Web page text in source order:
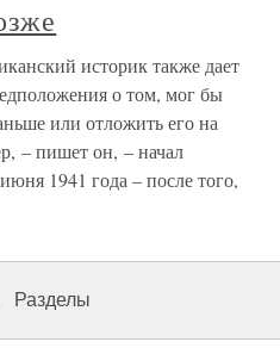
историк также дает
о том, мог бы
или отложить его на
– пишет он, – начал
1941 года – после того,
Разделы